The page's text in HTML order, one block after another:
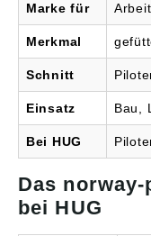
Marke für
Merkmal
Schnitt
Einsatz Bau,
Bei HUG
Das
bei HUG